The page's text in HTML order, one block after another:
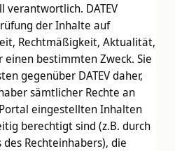
DATEV
der Inhalte auf
Rechtmäßigkeit, Aktualität,
bestimmten Zweck. Sie
gegenüber DATEV daher,
sämtlicher Rechte an
eingestellten Inhalten
berechtigt sind (z.B. durch
Rechteinhabers), die